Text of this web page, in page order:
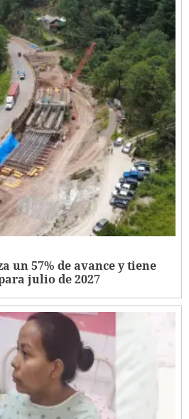
un 57% de avance y tiene
julio de 2027